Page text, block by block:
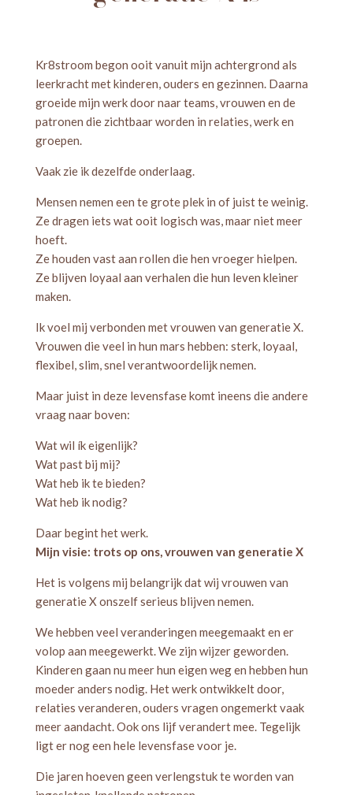
Kr8stroom begon ooit vanuit mijn achtergrond als
leerkracht met kinderen, ouders en gezinnen. Daarna
groeide mijn werk door naar teams, vrouwen en de
patronen die zichtbaar worden in relaties, werk en
groepen.
Vaak zie ik dezelfde onderlaag.
Mensen nemen een te grote plek in of juist te weinig.
Ze dragen iets wat ooit logisch was, maar niet meer
hoeft.
Ze houden vast aan rollen die hen vroeger hielpen.
Ze blijven loyaal aan verhalen die hun leven kleiner
maken.
Ik voel mij verbonden met vrouwen van generatie X.
Vrouwen die veel in hun mars hebben: sterk, loyaal,
flexibel, slim, snel verantwoordelijk nemen.
Maar juist in deze levensfase komt ineens die andere
vraag naar boven:
Wat wil ík eigenlijk?
Wat past bij mij?
Wat heb ik te bieden?
Wat heb ik nodig?
Daar begint het werk.
Mijn visie: trots op ons, vrouwen van generatie X
Het is volgens mij belangrijk dat wij vrouwen van
generatie X onszelf serieus blijven nemen.
We hebben veel veranderingen meegemaakt en er
volop aan meegewerkt. We zijn wijzer geworden.
Kinderen gaan nu meer hun eigen weg en hebben hun
moeder anders nodig. Het werk ontwikkelt door,
relaties veranderen, ouders vragen ongemerkt vaak
meer aandacht. Ook ons lijf verandert mee. Tegelijk
ligt er nog een hele levensfase voor je.
Die jaren hoeven geen verlengstuk te worden van